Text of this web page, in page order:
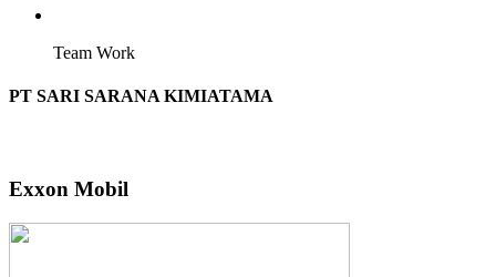
Team Work
PT SARI SARANA KIMIATAMA
Exxon Mobil